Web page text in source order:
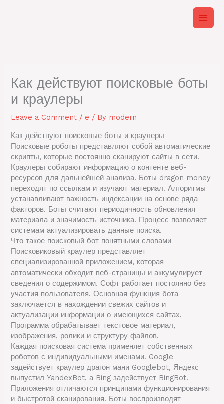
Как действуют поисковые боты
и краулеры
Leave a Comment / e / By modern
Как действуют поисковые боты и краулеры
Поисковые роботы представляют собой автоматические
скрипты, которые постоянно сканируют сайты в сети.
Краулеры собирают информацию о контенте веб-
ресурсов для дальнейшей анализа. Боты dragon money
переходят по ссылкам и изучают материал. Алгоритмы
устанавливают важность индексации на основе ряда
факторов. Боты считают периодичность обновления
материала и значимость источника. Процесс позволяет
системам актуализировать данные поиска.
Что такое поисковый бот понятными словами
Поисковиковый краулер представляет
специализированной приложением, которая
автоматически обходит веб-страницы и аккумулирует
сведения о содержимом. Софт работает постоянно без
участия пользователя. Основная функция бота
заключается в нахождении свежих сайтов и
актуализации информации о имеющихся сайтах.
Программа обрабатывает текстовое материал,
изображения, ролики и структуру файлов.
Каждая поисковая система применяет собственных
роботов с индивидуальными именами. Google
задействует краулер драгон мани Googlebot, Яндекс
выпустил YandexBot, а Bing задействует BingBot.
Приложения отличаются принципами функционирования
и быстротой сканирования. Боты воспроизводят